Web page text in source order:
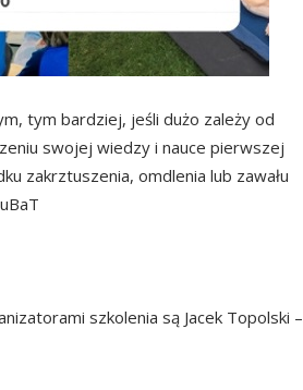
tym bardziej, jeśli dużo zależy od
swojej wiedzy i nauce pierwszej
zakrztuszenia, omdlenia lub zawału
szkolenia są Jacek Topolski –